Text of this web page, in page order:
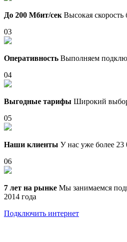
До 200 Мбит/сек Высокая скорость
03
Оперативность Выполняем
04
Выгодные тарифы Широкий
05
Наши клиенты У нас уже более 23
06
7 лет на рынке Мы занимаемся
2014 года
Подключить интернет